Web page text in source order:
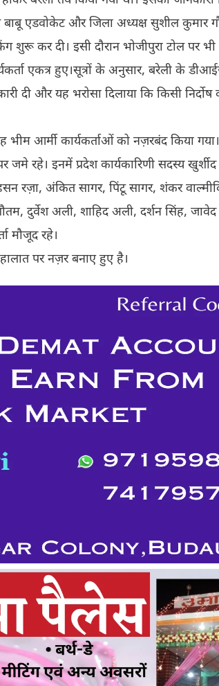
बाबू एडवोकेट और जिला अध्यक्ष सुशील कुमार
कर दी। इसी दौरान भोजीपुरा टोल पर भी
एकत्र हुए।सूत्रों के अनुसार, बरेली के
और यह भरोसा दिलाया कि किसी निर्दोष
आर्मी कार्यकर्ताओं को नज़रबंद किया गया।
जमे रहे। इनमें प्रदेश कार्यकारिणी सदस्य
रज़ा, अंकित सागर, पिंटू सागर, शंकर
दुर्वेश अली, शाहिद अली, दर्शन सिंह, जावेद
मौजूद रहे।
पर नज़र बनाए हुए है।